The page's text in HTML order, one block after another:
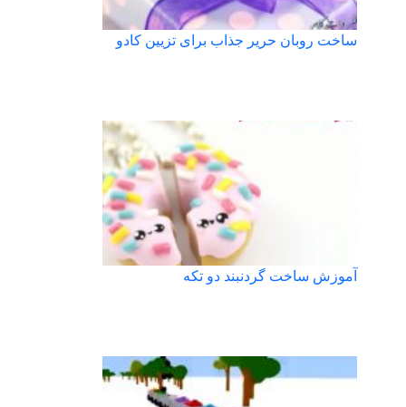
ساخت روبان حریر جذاب برای تزیین کادو
آموزش ساخت گردنبند دو تکه